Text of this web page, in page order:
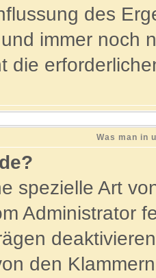
des
immer noch
die
Was man in
spezielle Art
Administrator
den